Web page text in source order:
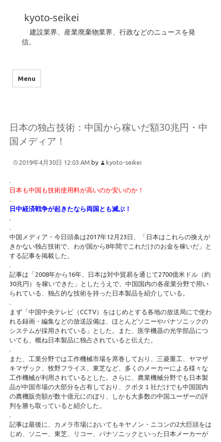
kyoto-seikei
建設業界、産業廃棄物業界、行政などのニュースを発
信。
Menu
日本の独占技術：中国から稼いだ額30兆円・中
国メディア！
2019年4月30日 12:03 AM by kyoto-seikei
.
日本も中国も技術使用料が高いのか安いのか！
.
日中経済戦争が起きたなら両国とも滅ぶ！
.
.
中国メディア・今日頭条は2017年12月23日、「日本はこれらの換えが
きかない独占技術で、わが国から8年間でこれだけのお金を稼いだ」と
する記事を掲載した。
.
記事は「2008年から16年、日本は対中貿易を通じて2700億米ドル（約
30兆円）を稼いできた」としたうえで、中国国内の各産業分野で用い
られている、独占的な技術を持った日本製品を紹介している。
.
まず「中国中央テレビ（CCTV）をはじめとする各地の放送局にで使わ
れる録画・編集などの放送設備は、ほとんどソニーやパナソニックの
システムが採用されている」とした。また、医学機器の光学部品につ
いても、概ね日本製品に独占されていると伝えた。
.
また、工業分野では工作機械市場を席巻しており、三菱重工、ヤマザ
キマザック、牧野フライス、東芝など、多くのメーカーによる様々な
工作機械が利用されているとした。さらに、農業機械分野でも日本製
品が中国市場の大部分を占有しており、クボタ１社だけでも中国国内
の農機販売額が数十億元にのぼり、しかも大多数の中国ユーザーの評
判を勝ち取っていると紹介した。
.
記事は最後に、カメラ市場においてもキヤノン・ニコンの2大巨頭をは
じめ、ソニー、東芝、リコー、パナソニックといった日本メーカーが